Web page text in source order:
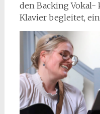
den Backing Vokal-
Klavier begleitet,